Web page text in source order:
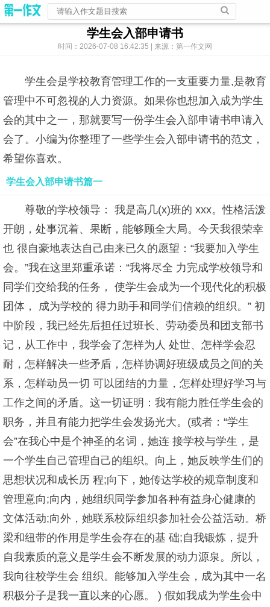
学生会入部申请书
时间：2026-07-08 16:42:35 | 来源：第一作文网
学生会是学校教育管理工作的一支重要力量,是教育
管理中不可忽视的人力资源。如果你也想加入成为学生
会的其中之一，那就要写一份学生会入部申请书申请入
会了。小编为你整理了一些学生会入部申请书的范文，
希望你喜欢。
学生会入部申请书篇一
尊敬的学校领导： 我是高几(x)班的 xxx。性格活泼
开朗，处事沉着、果断，能够顾全大局。今天我很荣幸
也 很自豪地表达自己由来已久的愿望：“我要加入学生
会。”我在这里郑重承诺：“我将尽全 力完成学校领导和
同学们交给我的任务， 使学生会成为一个现代化的积极
团体， 成为学校的 得力助手和同学们信赖的组织。” 初
中阶段，我已经先后担任过班长、劳动委员和团支部书
记，从工作中，我学会了怎样为人 处世、怎样学会忍
耐，怎样解决一些矛盾，怎样协调好班级成员之间的关
系，怎样动员一切 可以团结的力量，怎样处理好学习与
工作之间的矛盾。这一切证明：我有能力胜任学生会的
职务，并且有能力把学生会发扬光大。(或者：“学生
会”在我心中是个神圣的名词，她连 接学校与学生，是
一个学生自己管理自己的组织。向上，她反映学生们的
思想状况和成长历 程;向下，她传达学校的规章制度和
管理意向;向内，她组织同学参加各种有益身心健康的
文体活动;向外，她联系校际组织参加社会公益活动。桥
梁和纽带的作用是学生会存在的基 础;自我锻炼，提升
自我素质的意义是学生会不断发展的动力源泉。所以，
我向往校学生会 组织。能够加入学生会，成为其中一名
积极分子是我一直以来的心愿。 ) 假如我成为学生会中